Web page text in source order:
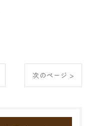
次のページ >